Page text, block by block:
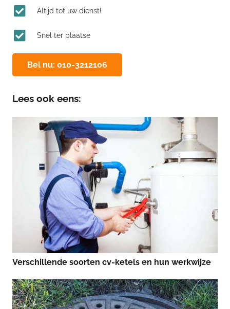
Altijd tot uw dienst!
Snel ter plaatse
Bel nu: 010-3212106
Lees ook eens:
Verschillende soorten cv-ketels en hun werkwijze